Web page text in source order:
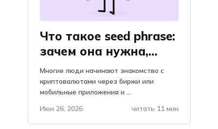
Что такое seed phrase:
зачем она нужна,
объяснение и
важность, почему
нельзя хранить в
telegram?
Многие люди начинают знакомство с
криптовалютами через биржи или
мобильные приложения и ...
Июн 26, 2026
читать 11 мин